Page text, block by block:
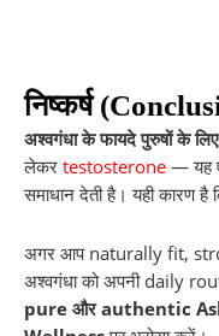
निष्कर्ष
अश्वगंधा के फायदे पुरुषों के लिए
लेकर testosterone — यह
समाधान देती है। यही कारण है
अगर आप naturally fit,
अश्वगंधा को अपनी daily
pure और authentic